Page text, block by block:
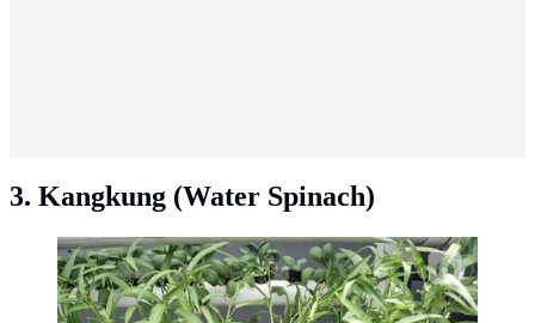
3. Kangkung (Water Spinach)